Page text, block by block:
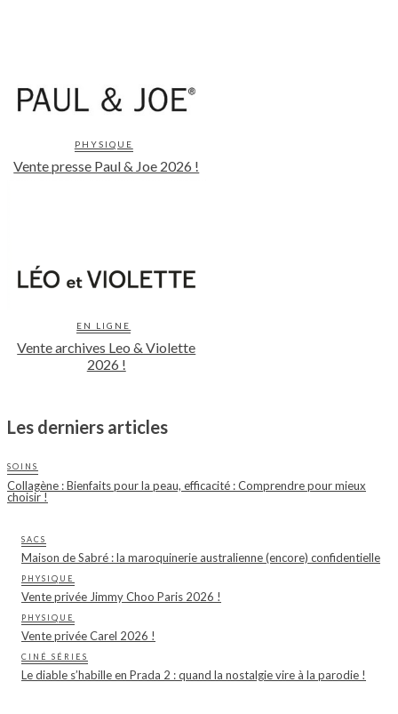
PHYSIQUE
Vente presse Paul & Joe 2026 !
EN LIGNE
Vente archives Leo & Violette
2026 !
Les derniers articles
SOINS
Collagène : Bienfaits pour la peau, efficacité : Comprendre pour mieux
choisir !
SACS
Maison de Sabré : la maroquinerie australienne (encore) confidentielle
PHYSIQUE
Vente privée Jimmy Choo Paris 2026 !
PHYSIQUE
Vente privée Carel 2026 !
CINÉ SÉRIES
Le diable s’habille en Prada 2 : quand la nostalgie vire à la parodie !